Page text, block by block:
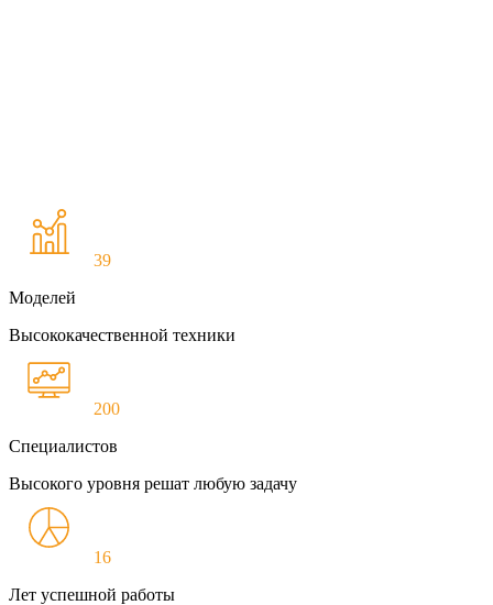
39
Моделей
Высококачественной техники
200
Специалистов
Высокого уровня решат любую задачу
16
Лет успешной работы